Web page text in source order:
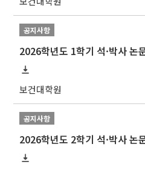
공지사항
보건대학원
공지사항